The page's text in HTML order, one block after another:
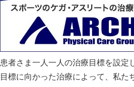
患者さま一人一人の治療目標を設定
目標に向かった治療によって、私た